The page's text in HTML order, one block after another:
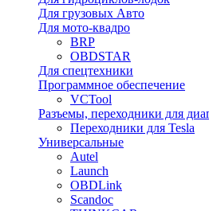
Для грузовых Авто
Для мото-квадро
BRP
OBDSTAR
Для спецтехники
Программное обеспечение
VCTool
Разъемы, переходники для
Переходники для Tesla
Универсальные
Autel
Launch
OBDLink
Scandoc